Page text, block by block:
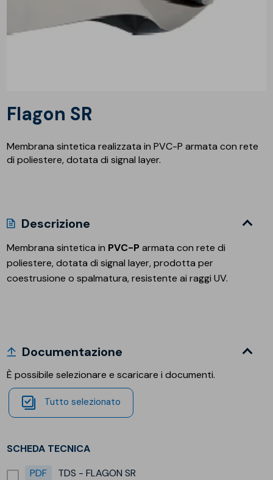
Flagon SR
Membrana sintetica realizzata in PVC-P armata con rete
di poliestere, dotata di signal layer.
Descrizione
Membrana sintetica in PVC-Parmata con rete di
poliestere, dotata di signal layer, prodotta per
coestrusione o spalmatura, resistente ai raggi UV.
Documentazione
È possibile selezionare e scaricare i documenti.
Tutto selezionato
SCHEDA TECNICA
PDF
TDS - FLAGON SR